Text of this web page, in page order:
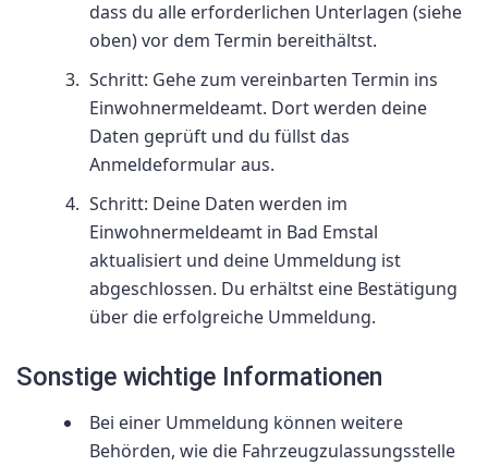
dass du alle erforderlichen Unterlagen (siehe
oben) vor dem Termin bereithältst.
Schritt: Gehe zum vereinbarten Termin ins
Einwohnermeldeamt. Dort werden deine
Daten geprüft und du füllst das
Anmeldeformular aus.
Schritt: Deine Daten werden im
Einwohnermeldeamt in Bad Emstal
aktualisiert und deine Ummeldung ist
abgeschlossen. Du erhältst eine Bestätigung
über die erfolgreiche Ummeldung.
Sonstige wichtige Informationen
Bei einer Ummeldung können weitere
Behörden, wie die Fahrzeugzulassungsstelle